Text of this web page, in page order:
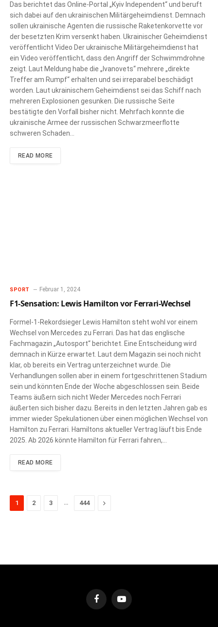
Das berichtet das Online-Portal „Kyiv Independent“ und beruft
sich dabei auf den ukrainischen Militärgeheimdienst. Demnach
sollen ukrainische Agenten die russische Raketenkorvette vor
der besetzten Krim versenkt haben. Ukrainischer Geheimdienst
veröffentlicht Video Der ukrainische Militärgeheimdienst hat
ein Video veröffentlicht, dass den Angriff der Schwimmdrohne
zeigt. Laut Meldung habe die „Ivanovets“ mehrere „direkte
Treffer am Rumpf“ erhalten und sei irreparabel beschädigt
worden. Laut ukrainischem Geheimdienst sei das Schiff nach
mehreren Explosionen gesunken. Die russische Seite
bestätigte den Vorfall bisher nicht. Mehrfach konnte die
ukrainische Armee der russischen Schwarzmeerflotte
schweren Schaden…
READ MORE
SPORT Februar 1, 2024
F1-Sensation: Lewis Hamilton vor Ferrari-Wechsel
Formel-1-Rekordsieger Lewis Hamilton steht wohl vor einem
Wechsel von Mercedes zu Ferrari. Das hat das englische
Fachmagazin „Autosport“ berichtet. Eine Entscheidung wird
demnach in Kürze erwartet. Laut dem Magazin sei noch nicht
klar, ob bereits ein Vertrag unterzeichnet wurde. Die
Verhandlungen sollen aber in einem fortgeschrittenen Stadium
sein und könnten Ende der Woche abgeschlossen sein. Beide
Teams äußern sich nicht Weder Mercedes noch Ferrari
äußerten sich bisher dazu. Bereits in den letzten Jahren gab es
immer wieder Spekulationen über einen möglichen Wechsel von
Hamilton zu Ferrari. Hamiltons aktueller Vertrag läuft bis Ende
2025. Ab 2026 könnte Hamilton für Ferrari fahren,…
READ MORE
1 2 3 444 Next
FacebookYouTube